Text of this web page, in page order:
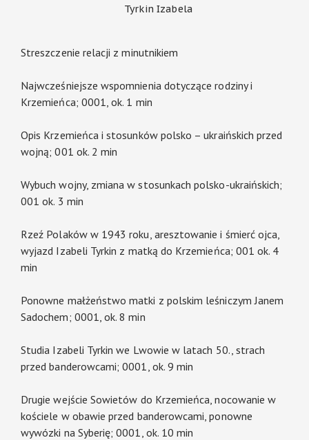
Tyrkin Izabela
Streszczenie relacji z minutnikiem
Najwcześniejsze wspomnienia dotyczące rodziny i
Krzemieńca; 0001, ok. 1 min
Opis Krzemieńca i stosunków polsko – ukraińskich przed
wojną; 001 ok. 2 min
Wybuch wojny, zmiana w stosunkach polsko-ukraińskich;
001 ok. 3 min
Rzeź Polaków w 1943 roku, aresztowanie i śmierć ojca,
wyjazd Izabeli Tyrkin z matką do Krzemieńca; 001 ok. 4
min
Ponowne małżeństwo matki z polskim leśniczym Janem
Sadochem; 0001, ok. 8 min
Studia Izabeli Tyrkin we Lwowie w latach 50., strach
przed banderowcami; 0001, ok. 9 min
Drugie wejście Sowietów do Krzemieńca, nocowanie w
kościele w obawie przed banderowcami, ponowne
wywózki na Syberię; 0001, ok. 10 min